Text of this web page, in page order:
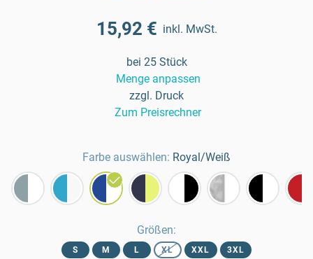
15,92 € inkl. MwSt.
bei 25 Stück
Menge anpassen
zzgl. Druck
Zum Preisrechner
Farbe auswählen: Royal/Weiß
Größen:
S M L XL XXL 3XL